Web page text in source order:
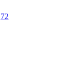
72